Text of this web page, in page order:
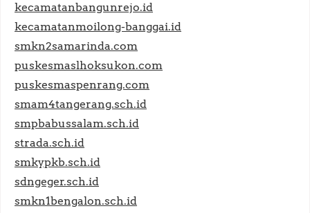
kecamatanbangunrejo.id
kecamatanmoilong-banggai.id
smkn2samarinda.com
puskesmaslhoksukon.com
puskesmaspenrang.com
smam4tangerang.sch.id
smpbabussalam.sch.id
strada.sch.id
smkypkb.sch.id
sdngeger.sch.id
smkn1bengalon.sch.id